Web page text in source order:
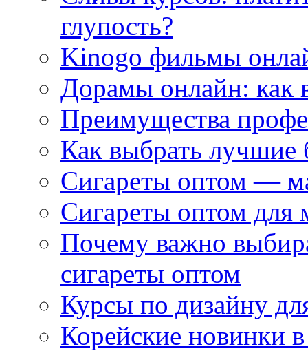
глупость?
Kinogo фильмы
Дорамы онлайн: как
Преимущества
Как выбрать
Сигареты оптом —
Сигареты оптом для
Почему важно
сигареты оптом
Курсы по дизайну
Корейские новинки